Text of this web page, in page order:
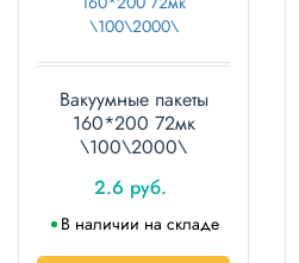
Вакуумные пакеты
160*200 72мк
\100\2000\
2.6 руб.
В наличии на складе